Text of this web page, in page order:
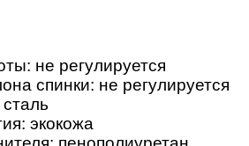
не регулируется
спинки: не регулируется
экокожа